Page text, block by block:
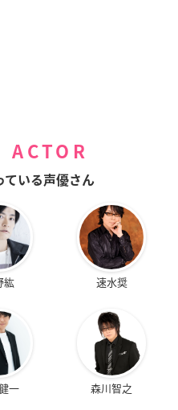
ACTOR
ている声優さん
紘 速水奨
一 森川智之